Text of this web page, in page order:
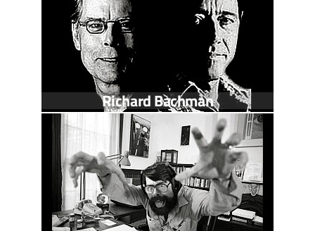
Richard Bachman